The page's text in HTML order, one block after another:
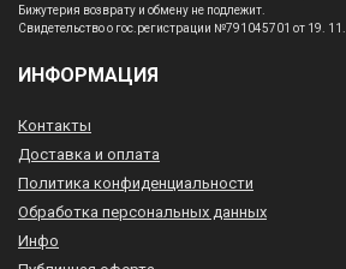
Бижутерия возврату и обмену не подлежит.
Свидетельство о гос.регистрации №791045701 от 19.
ИНФОРМАЦИЯ
Контакты
Доставка и оплата
Политика конфиденциальности
Обработка персональных данных
Инфо